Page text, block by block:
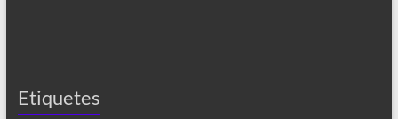
Etiquetes